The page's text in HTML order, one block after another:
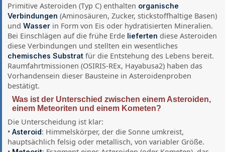
Primitive Asteroiden (Typ C) enthalten organische
Verbindungen (Aminosäuren, Zucker, stickstoffhaltige Basen)
undWasser in Form von Eis oder hydratisierten Mineralien.
Bei Einschlägen auf die frühe Erde lieferten diese Asteroiden
diese Verbindungen und stellten ein wesentliches
chemisches Substrat für die Entstehung des Lebens bereit.
Raumfahrtmissionen (OSIRIS-REx, Hayabusa2) haben das
Vorhandensein dieser Bausteine in Asteroidenproben
bestätigt.
Was ist der Unterschied zwischen einem Asteroiden,
einem Meteoriten und einem Kometen?
Die Unterscheidung ist klar:
•Asteroid: Himmelskörper, der die Sonne umkreist,
hauptsächlich felsig oder metallisch, von variabler Größe.